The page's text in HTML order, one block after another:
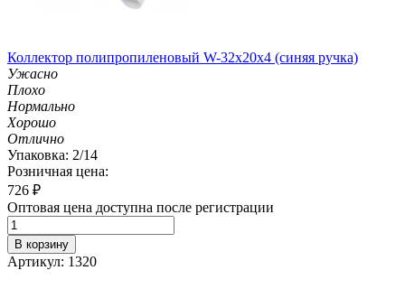
Коллектор полипропиленовый W-32х20х4 (синяя ручка)
Ужасно
Плохо
Нормально
Хорошо
Отлично
Упаковка: 2/14
Розничная цена:
726 ₽
Оптовая цена доступна после регистрации
В корзину
Артикул: 1320